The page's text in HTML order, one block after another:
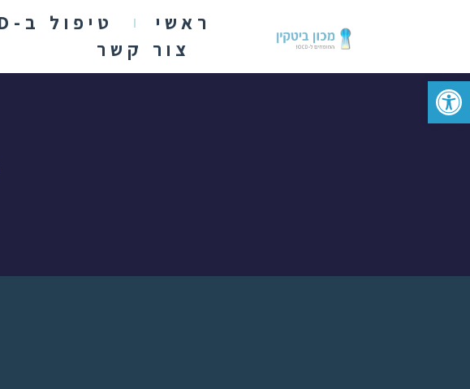
פתח סרגל נגישות
ראשי טיפול ב-OCD
צור קשר